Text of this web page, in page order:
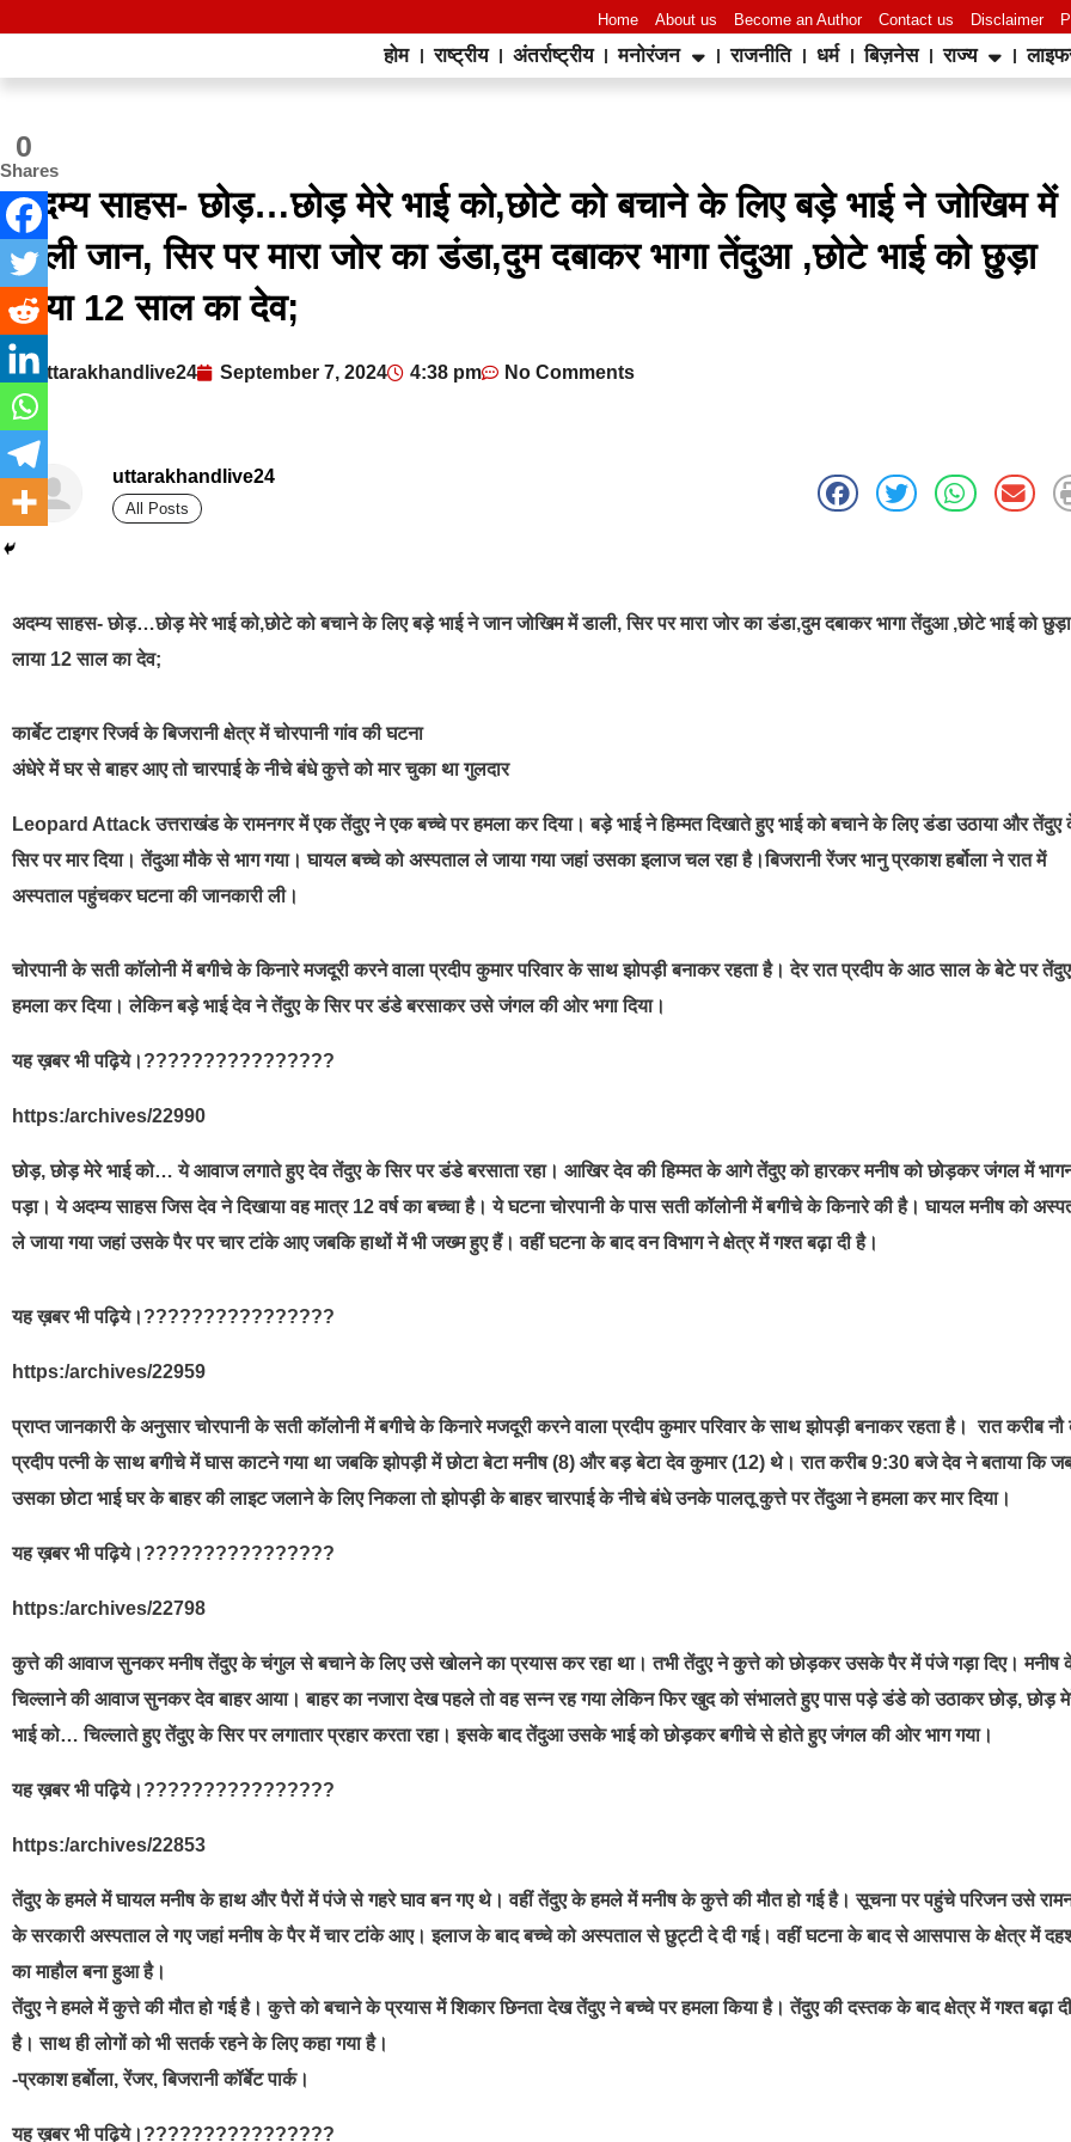
Home About us Become an Author Contact us Disclaimer
होम राष्ट्रीय अंतर्राष्ट्रीय मनोरंजन राजनीति धर्म बिज़नेस राज्य
अदम्य साहस- छोड़…छोड़ मेरे भाई को,छोटे को बचाने के लिए बड़े भाई ने जोखिम में
डाली जान, सिर पर मारा जोर का डंडा,दुम दबाकर भागा तेंदुआ ,छोटे भाई को छुड़ा
लाया 12 साल का देव;
uttarakhandlive24 September 7, 2024 4:38 pm No Comments
uttarakhandlive24
All Posts
अदम्य साहस- छोड़…छोड़ मेरे भाई को,छोटे को बचाने के लिए बड़े भाई ने जान जोखिम में डाली, सिर पर मारा जोर का डंडा,दुम दबाकर भागा तेंदुआ ,छोटे भाई को छुड़ा
लाया 12 साल का देव;
कार्बेट टाइगर रिजर्व के बिजरानी क्षेत्र में चोरपानी गांव की घटना
अंधेरे में घर से बाहर आए तो चारपाई के नीचे बंधे कुत्ते को मार चुका था गुलदार
Leopard Attack उत्तराखंड के रामनगर में एक तेंदुए ने एक बच्चे पर हमला कर दिया। बड़े भाई ने हिम्मत दिखाते हुए भाई को बचाने के लिए डंडा उठाया और तेंदुए
सिर पर मार दिया। तेंदुआ मौके से भाग गया। घायल बच्चे को अस्पताल ले जाया गया जहां उसका इलाज चल रहा है।बिजरानी रेंजर भानु प्रकाश हर्बोला ने रात में
अस्पताल पहुंचकर घटना की जानकारी ली।
चोरपानी के सती काॅलोनी में बगीचे के किनारे मजदूरी करने वाला प्रदीप कुमार परिवार के साथ झोपड़ी बनाकर रहता है। देर रात प्रदीप के आठ साल के बेटे पर
हमला कर दिया। लेकिन बड़े भाई देव ने तेंदुए के सिर पर डंडे बरसाकर उसे जंगल की ओर भगा दिया।
यह ख़बर भी पढ़िये।????????????????
https:/archives/22990
छोड़, छोड़ मेरे भाई को… ये आवाज लगाते हुए देव तेंदुए के सिर पर डंडे बरसाता रहा। आखिर देव की हिम्मत के आगे तेंदुए को हारकर मनीष को छोड़कर जंगल में
पड़ा। ये अदम्य साहस जिस देव ने दिखाया वह मात्र 12 वर्ष का बच्चा है। ये घटना चोरपानी के पास सती कॉलोनी में बगीचे के किनारे की है। घायल मनीष को
ले जाया गया जहां उसके पैर पर चार टांके आए जबकि हाथों में भी जख्म हुए हैं। वहीं घटना के बाद वन विभाग ने क्षेत्र में गश्त बढ़ा दी है।
यह ख़बर भी पढ़िये।????????????????
https:/archives/22959
प्राप्त जानकारी के अनुसार चोरपानी के सती काॅलोनी में बगीचे के किनारे मजदूरी करने वाला प्रदीप कुमार परिवार के साथ झोपड़ी बनाकर रहता है। रात करीब
प्रदीप पत्नी के साथ बगीचे में घास काटने गया था जबकि झोपड़ी में छोटा बेटा मनीष (8) और बड़ बेटा देव कुमार (12) थे। रात करीब 9:30 बजे देव ने बताया कि
उसका छोटा भाई घर के बाहर की लाइट जलाने के लिए निकला तो झोपड़ी के बाहर चारपाई के नीचे बंधे उनके पालतू कुत्ते पर तेंदुआ ने हमला कर मार दिया।
यह ख़बर भी पढ़िये।????????????????
https:/archives/22798
कुत्ते की आवाज सुनकर मनीष तेंदुए के चंगुल से बचाने के लिए उसे खोलने का प्रयास कर रहा था। तभी तेंदुए ने कुत्ते को छोड़कर उसके पैर में पंजे गड़ा दिए। मनीष
चिल्लाने की आवाज सुनकर देव बाहर आया। बाहर का नजारा देख पहले तो वह सन्न रह गया लेकिन फिर खुद को संभालते हुए पास पड़े डंडे को उठाकर छोड़, छोड़
भाई को… चिल्लाते हुए तेंदुए के सिर पर लगातार प्रहार करता रहा। इसके बाद तेंदुआ उसके भाई को छोड़कर बगीचे से होते हुए जंगल की ओर भाग गया।
यह ख़बर भी पढ़िये।????????????????
https:/archives/22853
तेंदुए के हमले में घायल मनीष के हाथ और पैरों में पंजे से गहरे घाव बन गए थे। वहीं तेंदुए के हमले में मनीष के कुत्ते की मौत हो गई है। सूचना पर पहुंचे परिजन उसे
के सरकारी अस्पताल ले गए जहां मनीष के पैर में चार टांके आए। इलाज के बाद बच्चे को अस्पताल से छुट्टी दे दी गई। वहीं घटना के बाद से आसपास के क्षेत्र में
का माहौल बना हुआ है।
तेंदुए ने हमले में कुत्ते की मौत हो गई है। कुत्ते को बचाने के प्रयास में शिकार छिनता देख तेंदुए ने बच्चे पर हमला किया है। तेंदुए की दस्तक के बाद क्षेत्र में गश्त बढ़ा
है। साथ ही लोगों को भी सतर्क रहने के लिए कहा गया है।
-प्रकाश हर्बाेला, रेंजर, बिजरानी कॉर्बेट पार्क।
यह ख़बर भी पढ़िये।????????????????
0
Shares